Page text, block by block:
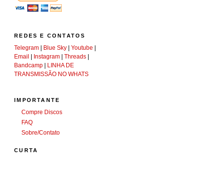
REDES E CONTATOS
Telegram | Blue Sky |Youtube |
Email | Instagram |Threads |
Bandcamp | LINHA DE
TRANSMISSÃO NO WHATS
IMPORTANTE
Compre Discos
FAQ
Sobre/Contato
CURTA